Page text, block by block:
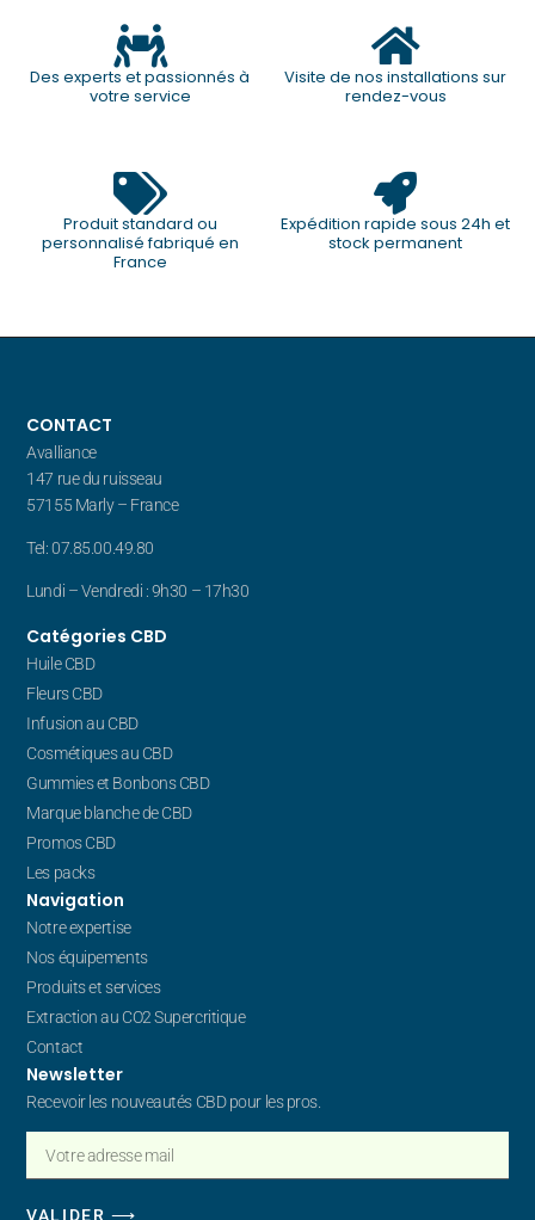
Des experts et passionnés à
votre service
Visite de nos installations sur
rendez-vous
Produit standard ou
personnalisé fabriqué en
France
Expédition rapide sous 24h et
stock permanent
CONTACT
Avalliance
147 rue du ruisseau
57155 Marly – France
Tel: 07.85.00.49.80
Lundi – Vendredi : 9h30 – 17h30
Catégories CBD
Huile CBD
Fleurs CBD
Infusion au CBD
Cosmétiques au CBD
Gummies et Bonbons CBD
Marque blanche de CBD
Promos CBD
Les packs
Navigation
Notre expertise
Nos équipements
Produits et services
Extraction au CO2 Supercritique
Contact
Newsletter
Recevoir les nouveautés CBD pour les pros.
VALIDER ⟶